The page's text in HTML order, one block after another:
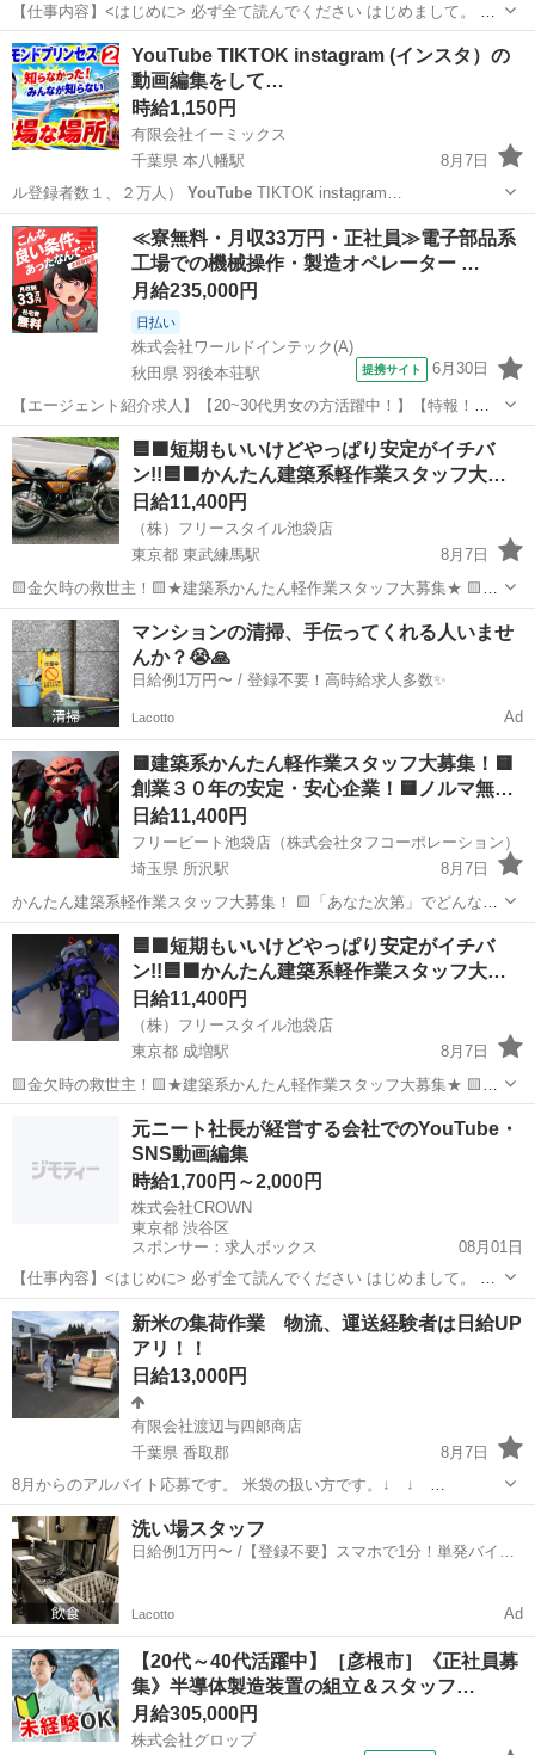
【仕事内容】<はじめに> 必ず全て読んでください はじめまして。 求
人をご覧いただき、ありがとうございます。 株式会社CROWN代表の
西上です。 弊社のキャッチコピーは 「全員が主人公」です。 どんな
人間でも主人公になる資格がある...
アルバイト・パート
YouTube TIKTOK instagram (インスタ）の
動画編集をして…
時給1,150円
有限会社イーミックス
千葉県 本八幡駅
8月7日
ル登録者数１、２万人） YouTubeTIKTOK instagram…
千葉 市川市 本八幡駅 その他 TIKTOK
≪寮無料・月収33万円・正社員≫電子部品系
工場での機械操作・製造オペレーター …
月給235,000円
日払い
株式会社ワールドインテック(A)
秋田県 羽後本荘駅
提携サイト 6月30日
【エージェント紹介求人】【20~30代男女の方活躍中！】【特報！】
月の半分がお休み♪/電子部品のカンタン製造/秋田県由利本荘市 お仕事
内容 いま話題のハイブリッドカー内部に使われる電子部品の製造業
務！ ◆安定収入 ◆寮費無...
秋田 由利本荘市 羽後本荘駅 その他
🟦🟫短期もいいけどやっぱり安定がイチバ
ン!!🟦🟫かんたん建築系軽作業スタッフ大…
日給11,400円
（株）フリースタイル池袋店
東京都 東武練馬駅
8月7日
🟨金欠時の救世主！🟨★建築系かんたん軽作業スタッフ大募集★ 🟨ノ
ルマ無し、勤務地多数、日払いＯＫ 🟨シフト自由♪選べる日勤・夜
勤】 🟦超カンタン軽作業 ・日勤/日給11400円（※日給10900円/10勤務
迄...
東京 千代田区 東武練馬駅 その他 スタッフ
マンションの清掃、手伝ってくれる人いませ
んか？😭🙏
日給例1万円〜 / 登録不要！高時給求人多数✨
Lacotto Ad
🟨建築系かんたん軽作業スタッフ大募集！🟨
創業３０年の安定・安心企業！🟨ノルマ無…
日給11,400円
フリービート池袋店（株式会社タフコーポレーション）
埼玉県 所沢駅
8月7日
かんたん建築系軽作業スタッフ大募集！ 🟨「あなた次第」でどんな働
き方でもOK！「選べる日勤・夜勤」 🟨【シフトは都合に合わせて自
由自在】 🟨週1日も、週2日も、週3日も、週4日も、週5日も…働きた
い分だけ、稼ぎた...
埼玉 所沢市 所沢駅 スタッフ
🟦🟫短期もいいけどやっぱり安定がイチバ
ン!!🟦🟫かんたん建築系軽作業スタッフ大…
日給11,400円
（株）フリースタイル池袋店
東京都 成増駅
8月7日
🟨金欠時の救世主！🟨★建築系かんたん軽作業スタッフ大募集★ 🟨ノ
ルマ無し、勤務地多数、日払いＯＫ 🟨シフト自由♪選べる日勤・夜
板橋区 成増駅 建築 スタッフ
元ニート社長が経営する会社でのYouTube・
SNS動画編集
時給1,700円～2,000円
株式会社CROWN
東京都 渋谷区
スポンサー：求人ボックス
08月01日
【仕事内容】<はじめに> 必ず全て読んでください はじめまして。 求
人をご覧いただき、ありがとうございます。 株式会社CROWN代表の
西上です。 弊社のキャッチコピーは 「全員が主人公」です。 どんな
人間でも主人公になる資格がある...
アルバイト・パート
新米の集荷作業 物流、運送経験者は日給UP
アリ！！
日給13,000円
有限会社渡辺与四郞商店
千葉県 香取郡
8月7日
8月からのアルバイト応募です。 米袋の扱い方です。↓ ↓
https://www.youtube.com/watch?v=chxMiD0sG_o 農家から新米（３
０㎏紙袋）を集荷作業です。 手積みは...
千葉 香取郡 物流 時給
洗い場スタッフ
日給例1万円〜 /【登録不要】スマホで1分！単発バイト
Lacotto Ad
【20代～40代活躍中】［彦根市］《正社員募
集》半導体製造装置の組立＆スタッフ…
月給305,000円
株式会社グロップ